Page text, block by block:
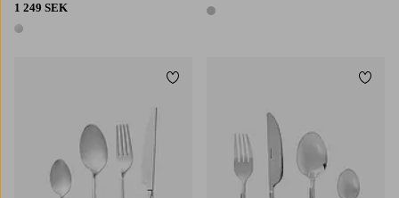
1 249 SEK
1 färg
1 färg
Lägg till i favoriter